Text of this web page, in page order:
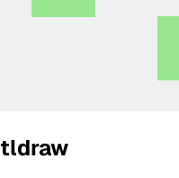
tldraw